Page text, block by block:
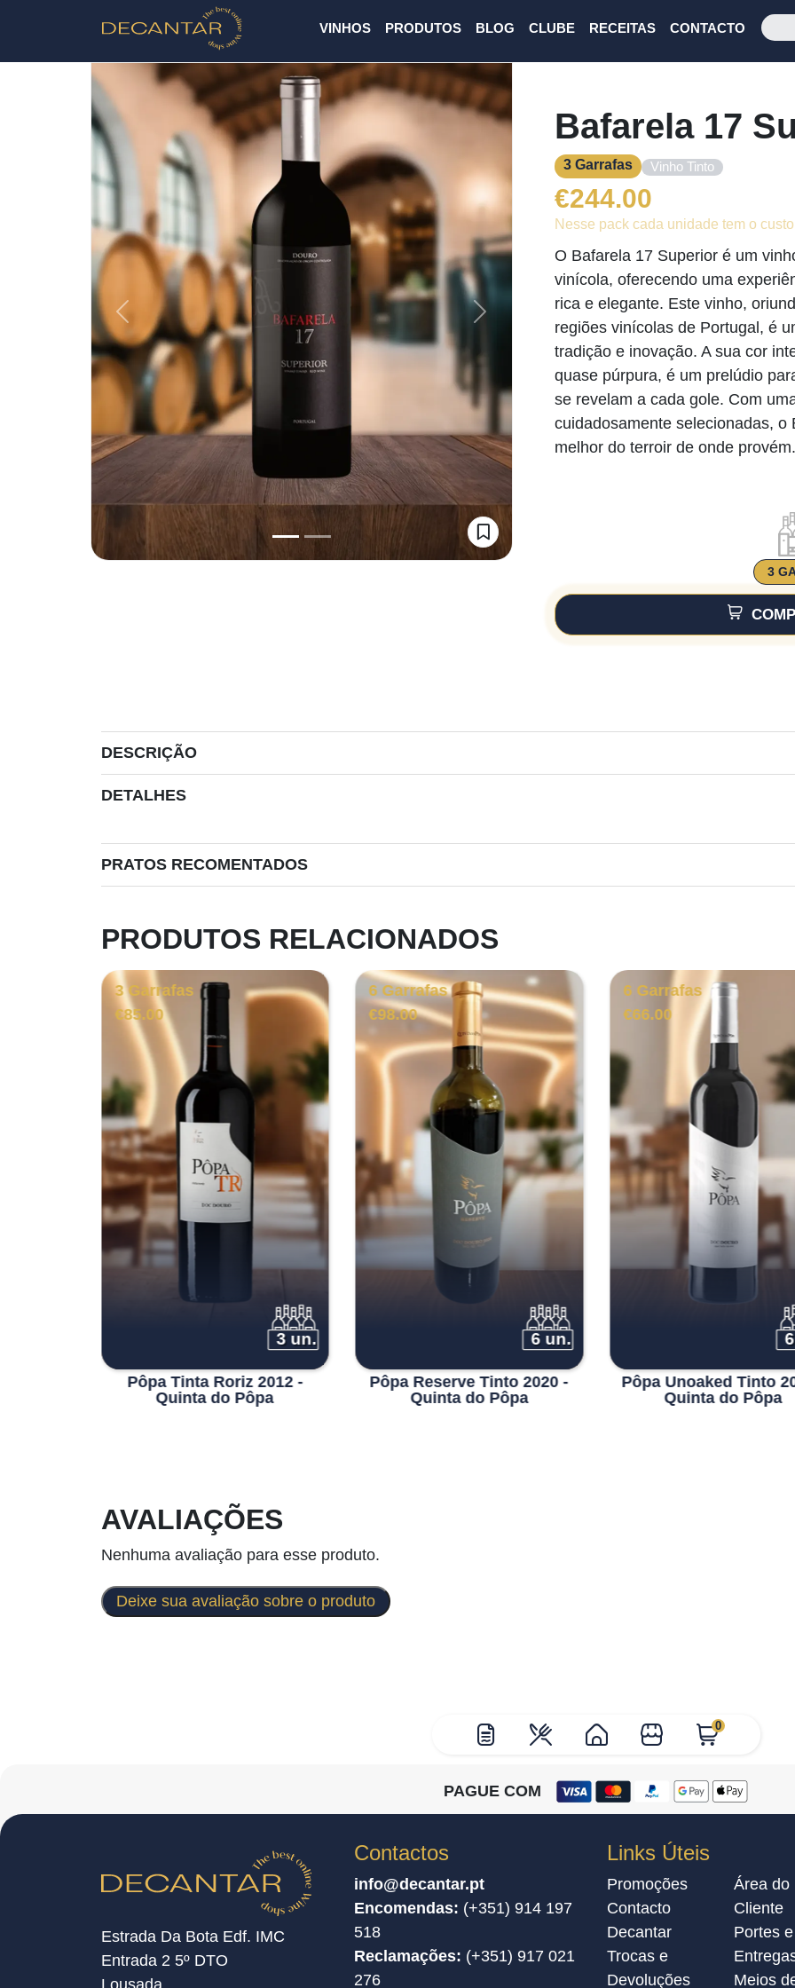
VINHOS PRODUTOS BLOG CLUBE RECEITAS CONTACTO
0
Previous Next
Bafarela 17
3 Garrafas Vinho Tinto
€244.00
Nesse pack cada unidade tem o
O Bafarela 17 Superior é um
vinícola, oferecendo uma
rica e elegante. Este vinho,
regiões vinícolas de Portugal, é
tradição e inovação. A sua cor
quase púrpura, é um prelúdio
se revelam a cada gole. Com
cuidadosamente selecionadas,
melhor do terroir de onde provém.
3
DESCRIÇÃO
DETALHES
PRATOS RECOMENTADOS
PRODUTOS RELACIONADOS
3 Garrafas
€85.00
3 un.
Pôpa Tinta Roriz 2012 -
Quinta do Pôpa
6 Garrafas
€98.00
6 un.
Pôpa Reserve Tinto 2020 -
Quinta do Pôpa
6 Garrafas
€66.00
Pôpa Unoaked Tinto
Quinta do Pôpa
AVALIAÇÕES
Nenhuma avaliação para esse produto.
Deixe sua avaliação sobre o produto
PAGUE COM
Estrada Da Bota Edf. IMC
Entrada 2 5º DTO
Contactos
info@decantar.pt
Encomendas: (+351) 914 197
518
Reclamações: (+351) 917 021
276
Links Úteis
Promoções
Contacto
Decantar
Trocas e
Devoluções
Área do
Cliente
Portes e
Meios